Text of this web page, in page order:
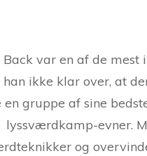
var en af de mest
ikke klar over, at
gruppe af sine
lyssværdkamp-evner.
og